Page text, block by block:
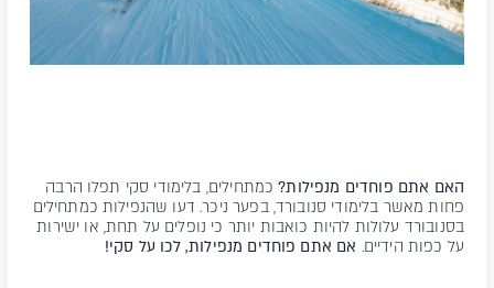
האם אתם פוחדים מנפילות?כמתחילים, בלימודי סקי תפלו הרבה
פחות מאשר בלימודי סנובורד, בפער ניכר. דעו שהנפילות כמתחילים
בסנובורד עלולות להיות כואבות יותר כי נופלים על תחת, או ישירות
על כפות הידיים. אם אתם פוחדים מנפילות, לכו על סקי!